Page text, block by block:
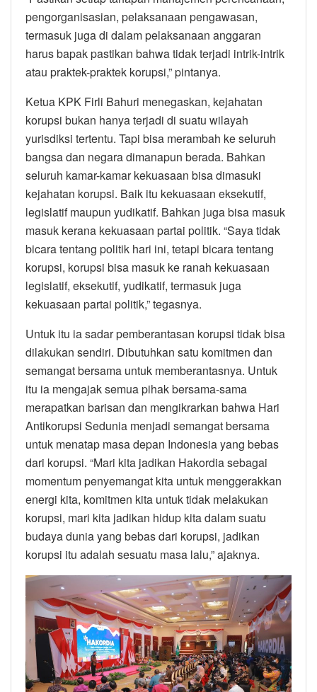
pengorganisasian, pelaksanaan pengawasan,
termasuk juga di dalam pelaksanaan anggaran
harus bapak pastikan bahwa tidak terjadi intrik-intrik
atau praktek-praktek korupsi,” pintanya.
Ketua KPK Firli Bahuri menegaskan, kejahatan
korupsi bukan hanya terjadi di suatu wilayah
yurisdiksi tertentu. Tapi bisa merambah ke seluruh
bangsa dan negara dimanapun berada. Bahkan
seluruh kamar-kamar kekuasaan bisa dimasuki
kejahatan korupsi. Baik itu kekuasaan eksekutif,
legislatif maupun yudikatif. Bahkan juga bisa masuk
masuk kerana kekuasaan partai politik. “Saya tidak
bicara tentang politik hari ini, tetapi bicara tentang
korupsi, korupsi bisa masuk ke ranah kekuasaan
legislatif, eksekutif, yudikatif, termasuk juga
kekuasaan partai politik,” tegasnya.
Untuk itu ia sadar pemberantasan korupsi tidak bisa
dilakukan sendiri. Dibutuhkan satu komitmen dan
semangat bersama untuk memberantasnya. Untuk
itu ia mengajak semua pihak bersama-sama
merapatkan barisan dan mengikrarkan bahwa Hari
Antikorupsi Sedunia menjadi semangat bersama
untuk menatap masa depan Indonesia yang bebas
dari korupsi. “Mari kita jadikan Hakordia sebagai
momentum penyemangat kita untuk menggerakkan
energi kita, komitmen kita untuk tidak melakukan
korupsi, mari kita jadikan hidup kita dalam suatu
budaya dunia yang bebas dari korupsi, jadikan
korupsi itu adalah sesuatu masa lalu,” ajaknya.